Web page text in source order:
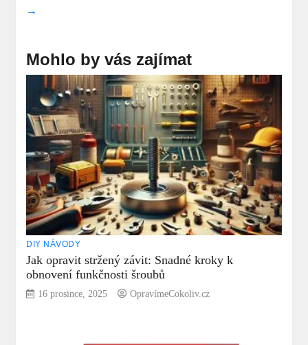
→
Mohlo by vás zajímat
DIY NÁVODY
Jak opravit stržený závit: Snadné kroky k
obnovení funkčnosti šroubů
16 prosince, 2025 OpravímeCokoliv.cz